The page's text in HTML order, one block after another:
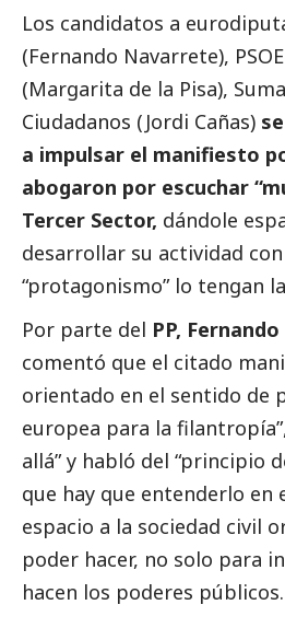
Los candidatos a
(Fernando Navarrete),
(Margarita de la Pisa),
Ciudadanos (Jordi Cañas)
a impulsar el manifiesto
abogaron por escuchar
Tercer Sector, dándole
desarrollar su actividad
“protagonismo” lo tengan
Por parte del PP,
comentó que el citado
orientado en el sentido de
europea para la
allá” y habló del “principio
que hay que entenderlo en
espacio a la sociedad civil
poder hacer, no solo para
hacen los poderes públicos.